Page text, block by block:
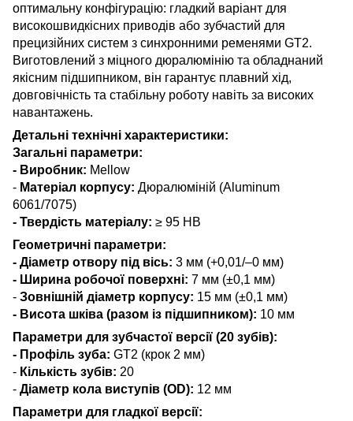
оптимальну конфігурацію: гладкий варіант для
високошвидкісних приводів або зубчастий для
прецизійних систем з синхронними ременями GT2.
Виготовлений з міцного дюралюмінію та обладнаний
якісним підшипником, він гарантує плавний хід,
довговічність та стабільну роботу навіть за високих
навантажень.
Детальні технічні характеристики:
Загальні параметри:
- Виробник: Mellow
- Матеріал корпусу: Дюралюміній (Aluminum
6061/7075)
- Твердість матеріалу: ≥ 95 HB
Геометричні параметри:
- Діаметр отвору під вісь: 3 мм (+0,01/–0 мм)
- Ширина робочої поверхні: 7 мм (±0,1 мм)
- Зовнішній діаметр корпусу: 15 мм (±0,1 мм)
- Висота шківа (разом із підшипником): 10 мм
Параметри для зубчастої версії (20 зубів):
- Профіль зуба: GT2 (крок 2 мм)
- Кількість зубів: 20
- Діаметр кола виступів (OD): 12 мм
Параметри для гладкої версії: